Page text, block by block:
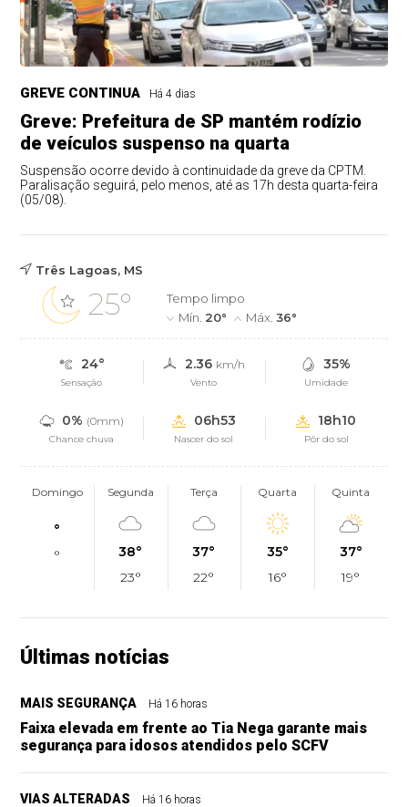
GREVE CONTINUA Há 4 dias
Greve: Prefeitura de SP mantém rodízio
de veículos suspenso na quarta
Suspensão ocorre devido à continuidade da greve da CPTM.
Paralisação seguirá, pelo menos, até as 17h desta quarta-feira
(05/08).
Três Lagoas, MS
25°
Tempo limpo
Mín. 20° Máx.36°
24°
Sensação
2.36 km/h
Vento
35%
Umidade
0% (0mm)
Chance chuva
06h53
Nascer do sol
18h10
Pôr do sol
Domingo
°
°
Segunda
38°
23°
Terça
37°
22°
Quarta
35°
16°
Quinta
37°
19°
Últimas notícias
MAIS SEGURANÇA Há 16 horas
Faixa elevada em frente ao Tia Nega garante mais
segurança para idosos atendidos pelo SCFV
VIAS ALTERADAS Há 16 horas